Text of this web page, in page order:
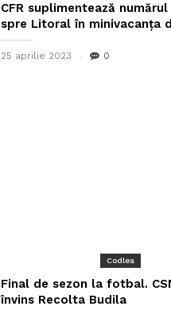
CFR suplimentează
spre Litoral în minivacanţa
25 aprilie 2023 0
Codlea
Final de sezon la fotbal.
învins Recolta Budila